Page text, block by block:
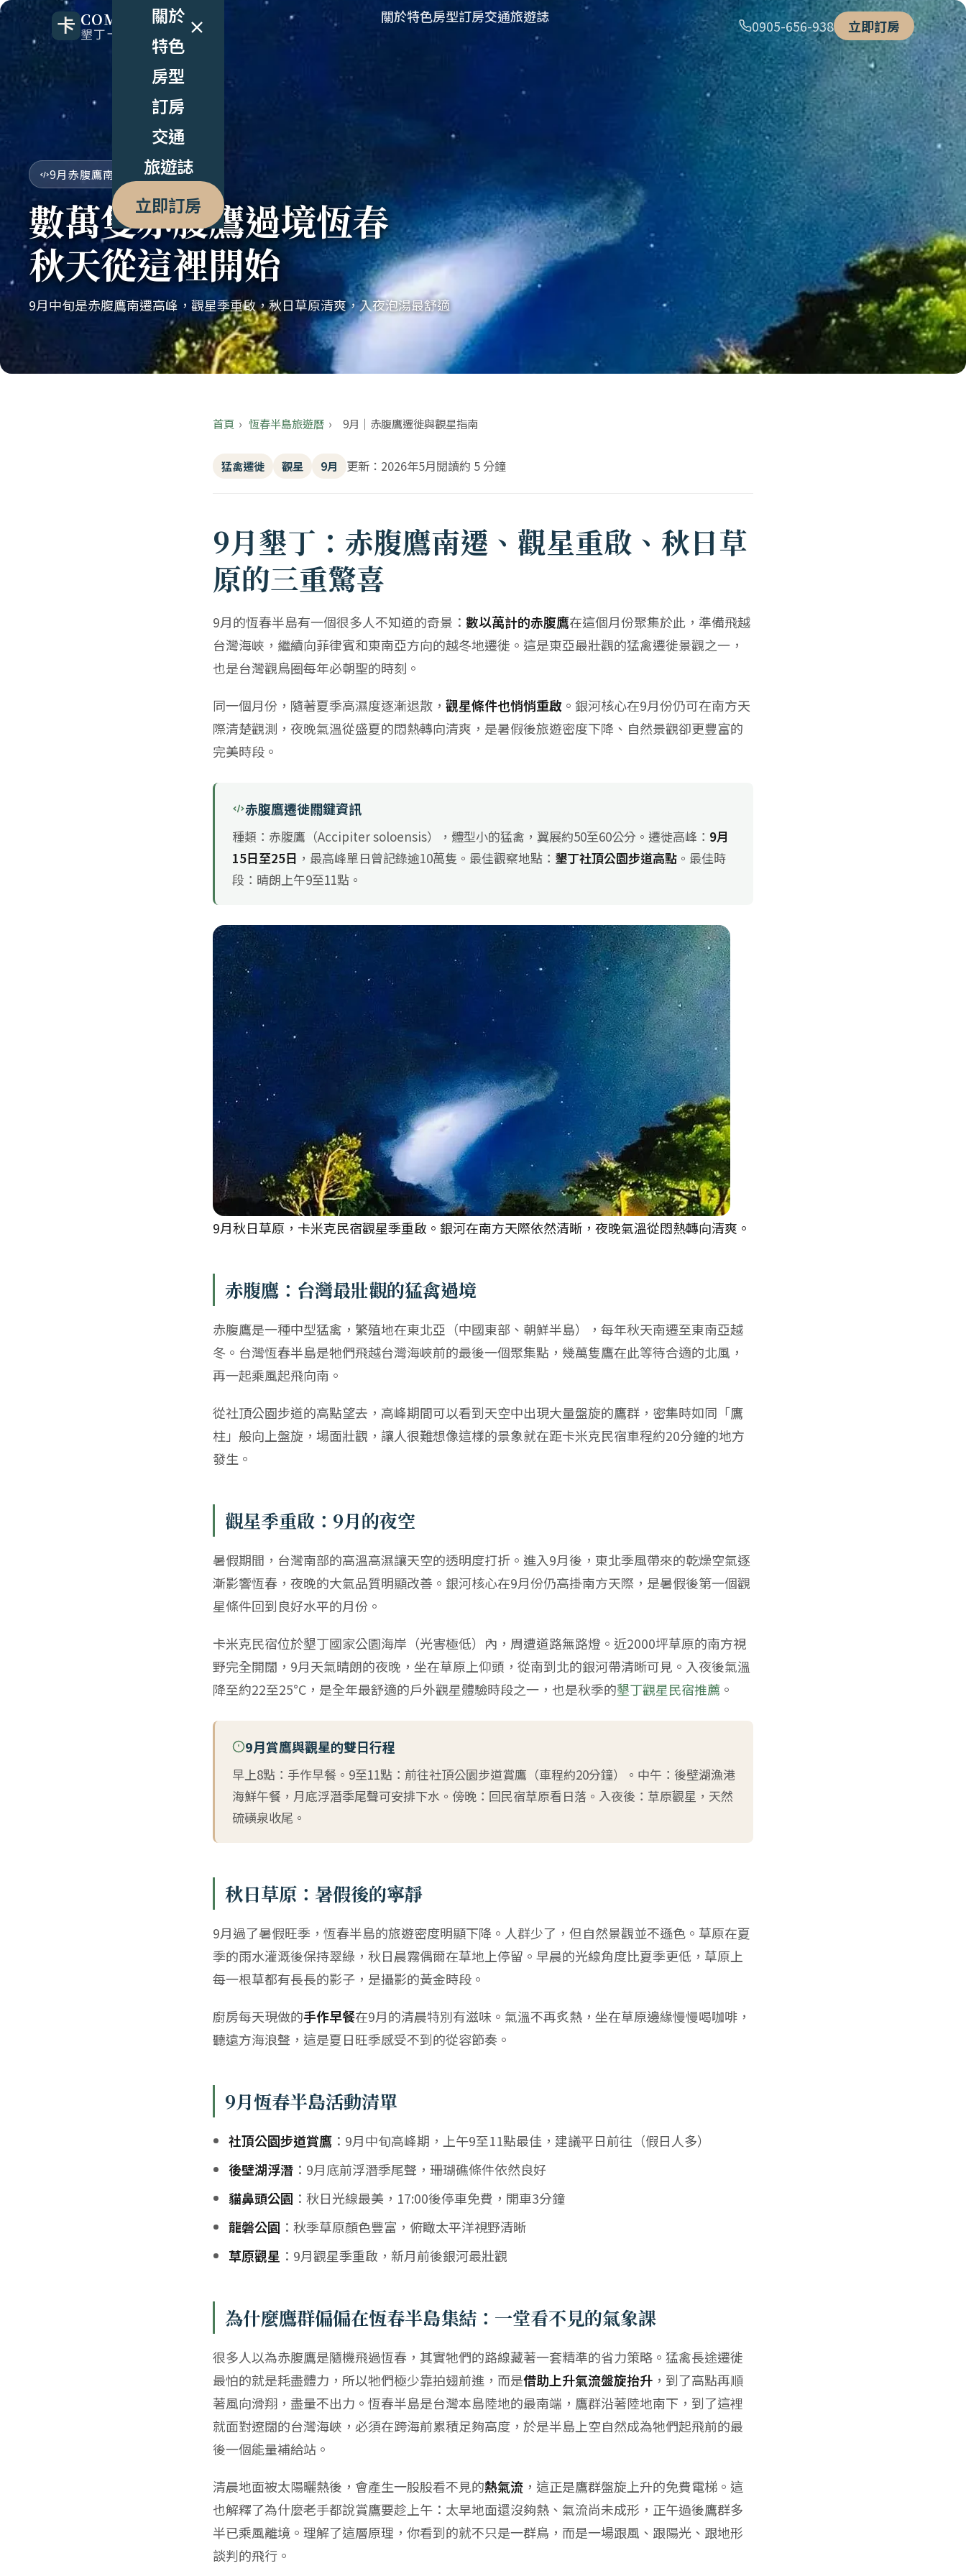
COMIC B&B
墾丁卡米克民宿
關於特色房型訂房交通旅遊誌
0905-656-938 立即訂房
關於
特色
房型
訂房
交通
旅遊誌
立即訂房
9月赤腹鷹南遷
數萬隻赤腹鷹過境恆春
秋天從這裡開始
9月中旬是赤腹鷹南遷高峰，觀星季重啟，秋日草原清爽，入夜泡湯最舒適
首頁 › 恆春半島旅遊曆 › 9月｜赤腹鷹遷徙與觀星指南
猛禽遷徙 觀星 9月 更新：2026年5月閱讀約 5 分鐘
9月墾丁：赤腹鷹南遷、觀星重啟、秋日草
原的三重驚喜
9月的恆春半島有一個很多人不知道的奇景： 數以萬計的赤腹鷹在這個月份聚集於此，準備飛越
台灣海峽，繼續向菲律賓和東南亞方向的越冬地遷徙。這是東亞最壯觀的猛禽遷徙景觀之一，
也是台灣觀鳥圈每年必朝聖的時刻。
同一個月份，隨著夏季高濕度逐漸退散， 觀星條件也悄悄重啟 。銀河核心在9月份仍可在南方天
際清楚觀測，夜晚氣溫從盛夏的悶熱轉向清爽，是暑假後旅遊密度下降、自然景觀卻更豐富的
完美時段。
赤腹鷹遷徙關鍵資訊
種類：赤腹鷹（Accipiter soloensis），體型小的猛禽，翼展約50至60公分。遷徙高峰： 9月
15日至25日 ，最高峰單日曾記錄逾10萬隻。最佳觀察地點： 墾丁社頂公園步道高點 。最佳時
段：晴朗上午9至11點。
9月秋日草原，卡米克民宿觀星季重啟。銀河在南方天際依然清晰，夜晚氣溫從悶熱轉向清爽。
赤腹鷹：台灣最壯觀的猛禽過境
赤腹鷹是一種中型猛禽，繁殖地在東北亞（中國東部、朝鮮半島），每年秋天南遷至東南亞越
冬。台灣恆春半島是牠們飛越台灣海峽前的最後一個聚集點，幾萬隻鷹在此等待合適的北風，
再一起乘風起飛向南。
從社頂公園步道的高點望去，高峰期間可以看到天空中出現大量盤旋的鷹群，密集時如同「鷹
柱」般向上盤旋，場面壯觀，讓人很難想像這樣的景象就在距卡米克民宿車程約20分鐘的地方
發生。
觀星季重啟：9月的夜空
暑假期間，台灣南部的高溫高濕讓天空的透明度打折。進入9月後，東北季風帶來的乾燥空氣逐
漸影響恆春，夜晚的大氣品質明顯改善。銀河核心在9月份仍高掛南方天際，是暑假後第一個觀
星條件回到良好水平的月份。
卡米克民宿位於墾丁國家公園海岸（光害極低）內，周遭道路無路燈。近2000坪草原的南方視
野完全開闊，9月天氣晴朗的夜晚，坐在草原上仰頭，從南到北的銀河帶清晰可見。入夜後氣溫
降至約22至25°C，是全年最舒適的戶外觀星體驗時段之一，也是秋季的墾丁觀星民宿推薦 。
9月賞鷹與觀星的雙日行程
早上8點：手作早餐。9至11點：前往社頂公園步道賞鷹（車程約20分鐘）。中午：後壁湖漁港
海鮮午餐，月底浮潛季尾聲可安排下水。傍晚：回民宿草原看日落。入夜後：草原觀星，天然
硫磺泉收尾。
秋日草原：暑假後的寧靜
9月過了暑假旺季，恆春半島的旅遊密度明顯下降。人群少了，但自然景觀並不遜色。草原在夏
季的雨水灌溉後保持翠綠，秋日晨霧偶爾在草地上停留。早晨的光線角度比夏季更低，草原上
每一根草都有長長的影子，是攝影的黃金時段。
廚房每天現做的手作早餐在9月的清晨特別有滋味。氣溫不再炙熱，坐在草原邊緣慢慢喝咖啡，
聽遠方海浪聲，這是夏日旺季感受不到的從容節奏。
9月恆春半島活動清單
社頂公園步道賞鷹 ：9月中旬高峰期，上午9至11點最佳，建議平日前往（假日人多）
後壁湖浮潛 ：9月底前浮潛季尾聲，珊瑚礁條件依然良好
貓鼻頭公園 ：秋日光線最美，17:00後停車免費，開車3分鐘
龍磐公園 ：秋季草原顏色豐富，俯瞰太平洋視野清晰
草原觀星 ：9月觀星季重啟，新月前後銀河最壯觀
為什麼鷹群偏偏在恆春半島集結：一堂看不見的氣象課
很多人以為赤腹鷹是隨機飛過恆春，其實牠們的路線藏著一套精準的省力策略。猛禽長途遷徙
最怕的就是耗盡體力，所以牠們極少靠拍翅前進，而是借助上升氣流盤旋抬升 ，到了高點再順
著風向滑翔，盡量不出力。恆春半島是台灣本島陸地的最南端，鷹群沿著陸地南下，到了這裡
就面對遼闊的台灣海峽，必須在跨海前累積足夠高度，於是半島上空自然成為牠們起飛前的最
後一個能量補給站 。
清晨地面被太陽曬熱後，會產生一股股看不見的熱氣流 ，這正是鷹群盤旋上升的免費電梯。這
也解釋了為什麼老手都說賞鷹要趁上午：太早地面還沒夠熱、氣流尚未成形，正午過後鷹群多
半已乘風離境。理解了這層原理，你看到的就不只是一群鳥，而是一場跟風、跟陽光、跟地形
談判的飛行。